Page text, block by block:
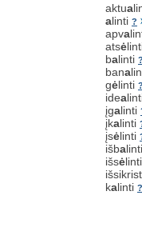
aktua
alinti ?
apva
atsė
balinti ?
bana
gėlinti ?
idea
įgalinti
įkalinti
įsėlinti
išbalinti
išsėlinti
išsikrist
kalinti ?